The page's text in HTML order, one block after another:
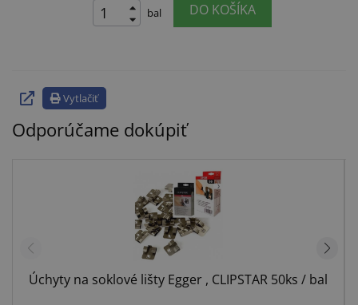
bal DO KOŠÍKA
Vytlačiť
Odporúčame dokúpiť
Úchyty na soklové lišty Egger , CLIPSTAR 50ks / bal